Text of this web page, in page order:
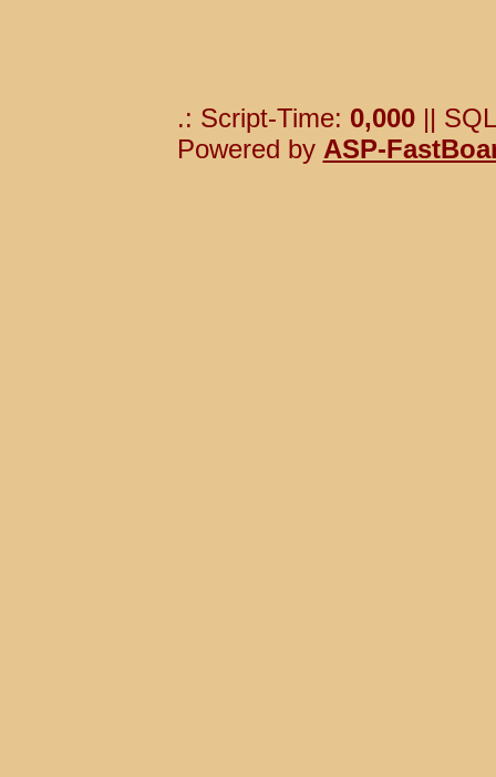
.: Script-Time: 0,000||
Powered by ASP-